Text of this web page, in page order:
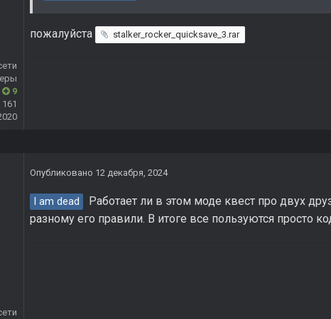
9
161
пожалуйста stalker_rocker_quicksave_3.rar
Опубликовано 12 декабря, 2024
I am dead
Работает ли в этом моде квест про двух
разному его правили. В итоге все пользуются просто